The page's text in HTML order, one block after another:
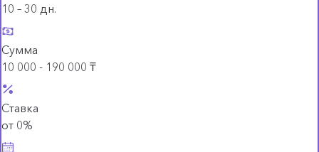
10 – 30 дн.
Сумма
10 000 - 190 000 ₸
Ставка
от 0%